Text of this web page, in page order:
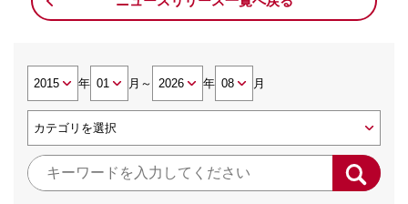
年 月 ～ 年 月